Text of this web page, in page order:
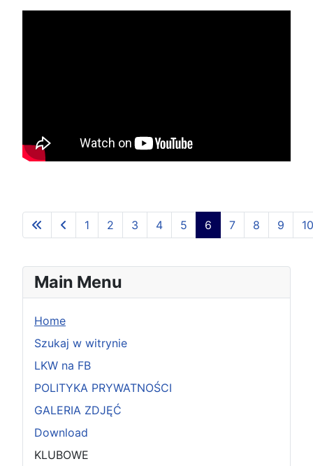
Strona 6 z 126
1 2 3 4 5 6 7 8 9 10
Main Menu
Home
Szukaj w witrynie
LKW na FB
POLITYKA PRYWATNOŚCI
GALERIA ZDJĘĆ
Download
KLUBOWE